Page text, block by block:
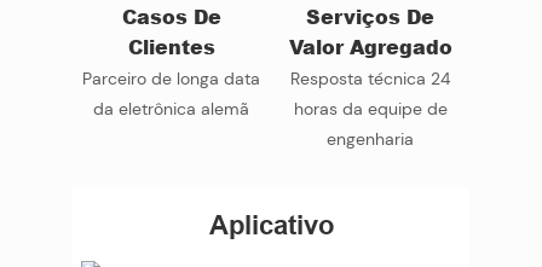
Casos De
Clientes
Parceiro de longa data
da eletrônica alemã
Serviços De
Valor Agregado
Resposta técnica 24
horas da equipe de
engenharia
Aplicativo